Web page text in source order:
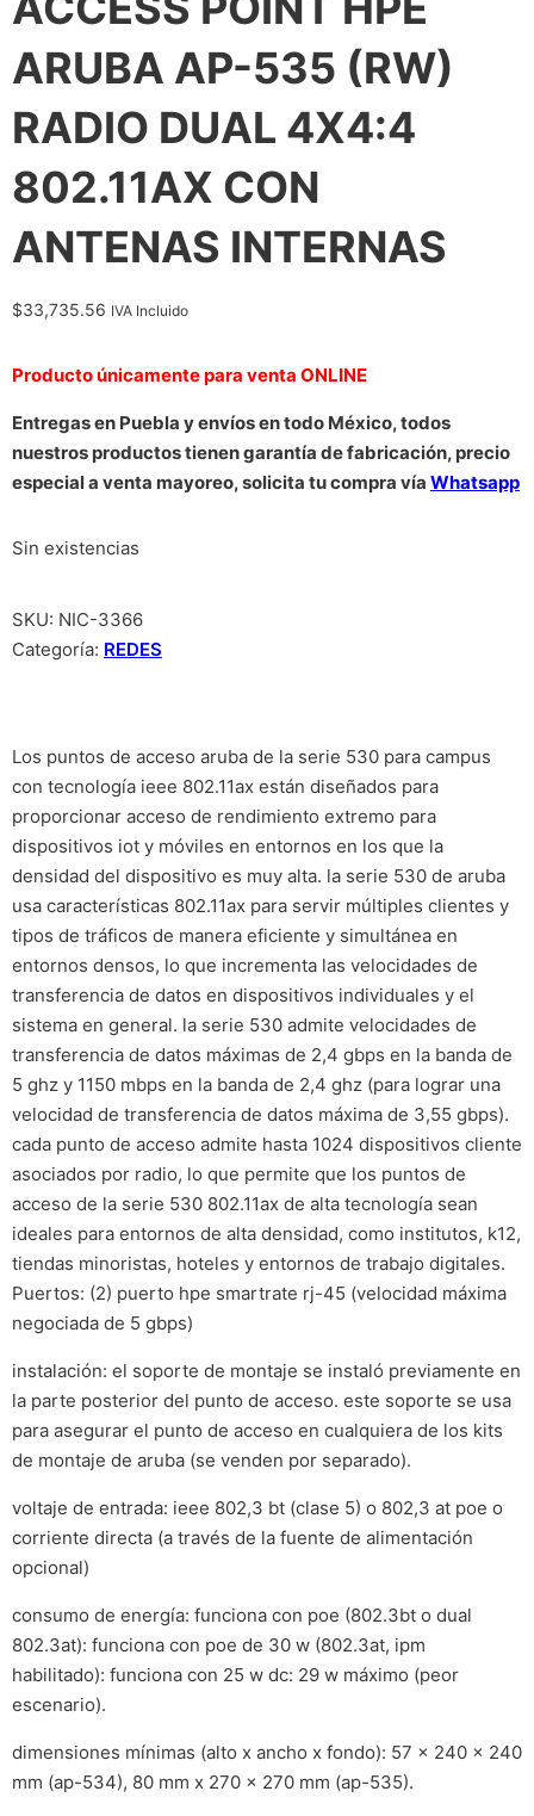
ARUBA AP-535 (RW)
RADIO DUAL 4X4:4
802.11AX CON
ANTENAS INTERNAS
$33,735.56 IVA Incluido
Producto únicamente para venta ONLINE
Entregas en Puebla y envíos en todo México, todos
nuestros productos tienen garantía de fabricación, precio
especial a venta mayoreo, solicita tu compra vía Whatsapp
Sin existencias
SKU: NIC-3366
Categoría: REDES
Los puntos de acceso aruba de la serie 530 para campus
con tecnología ieee 802.11ax están diseñados para
proporcionar acceso de rendimiento extremo para
dispositivos iot y móviles en entornos en los que la
densidad del dispositivo es muy alta. la serie 530 de aruba
usa características 802.11ax para servir múltiples clientes y
tipos de tráficos de manera eficiente y simultánea en
entornos densos, lo que incrementa las velocidades de
transferencia de datos en dispositivos individuales y el
sistema en general. la serie 530 admite velocidades de
transferencia de datos máximas de 2,4 gbps en la banda de
5 ghz y 1150 mbps en la banda de 2,4 ghz (para lograr una
velocidad de transferencia de datos máxima de 3,55 gbps).
cada punto de acceso admite hasta 1024 dispositivos cliente
asociados por radio, lo que permite que los puntos de
acceso de la serie 530 802.11ax de alta tecnología sean
ideales para entornos de alta densidad, como institutos, k12,
tiendas minoristas, hoteles y entornos de trabajo digitales.
Puertos: (2) puerto hpe smartrate rj-45 (velocidad máxima
negociada de 5 gbps)
instalación: el soporte de montaje se instaló previamente en
la parte posterior del punto de acceso. este soporte se usa
para asegurar el punto de acceso en cualquiera de los kits
de montaje de aruba (se venden por separado).
voltaje de entrada: ieee 802,3 bt (clase 5) o 802,3 at poe o
corriente directa (a través de la fuente de alimentación
opcional)
consumo de energía: funciona con poe (802.3bt o dual
802.3at): funciona con poe de 30 w (802.3at, ipm
habilitado): funciona con 25 w dc: 29 w máximo (peor
escenario).
dimensiones mínimas (alto x ancho x fondo): 57 x 240 x 240
mm (ap-534), 80 mm x 270 x 270 mm (ap-535).